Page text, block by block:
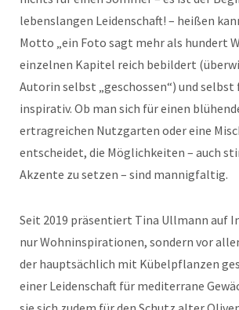
lebenslangen Leidenschaft! – heißen
Motto „ein Foto sagt mehr als hundert
einzelnen Kapitel reich bebildert
Autorin selbst „geschossen“) und selbst
inspirativ. Ob man sich für einen
ertragreichen Nutzgarten oder eine
entscheidet, die Möglichkeiten – auch
Akzente zu setzen – sind mannigfaltig.
Seit 2019 präsentiert Tina Ullmann auf
nur Wohninspirationen, sondern vor
der hauptsächlich mit Kübelpflanzen
einer Leidenschaft für mediterrane